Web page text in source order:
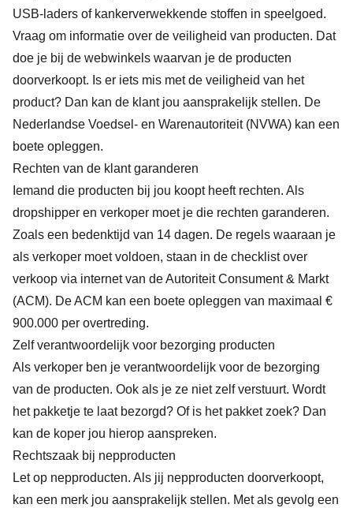
USB-laders of kankerverwekkende stoffen in speelgoed.
Vraag om informatie over de veiligheid van producten. Dat
doe je bij de webwinkels waarvan je de producten
doorverkoopt. Is er iets mis met de veiligheid van het
product? Dan kan de klant jou aansprakelijk stellen. De
Nederlandse Voedsel- en Warenautoriteit (NVWA) kan een
boete opleggen.
Rechten van de klant garanderen
Iemand die producten bij jou koopt heeft rechten. Als
dropshipper en verkoper moet je die rechten garanderen.
Zoals een bedenktijd van 14 dagen. De regels waaraan je
als verkoper moet voldoen, staan in de checklist over
verkoop via internetvan de Autoriteit Consument & Markt
(ACM). De ACM kan een boete opleggen van maximaal €
900.000 per overtreding.
Zelf verantwoordelijk voor bezorging producten
Als verkoper ben je verantwoordelijk voor de bezorging
van de producten. Ook als je ze niet zelf verstuurt. Wordt
het pakketje te laat bezorgd? Of is het pakket zoek? Dan
kan de koper jou hierop aanspreken.
Rechtszaak bij nepproducten
Let op nepproducten. Als jij nepproducten doorverkoopt,
kan een merk jou aansprakelijk stellen. Met als gevolg een